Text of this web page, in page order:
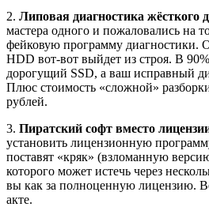
2. Липовая диагностика жёсткого
мастера одного и пожаловались на
фейковую программу диагностики.
HDD вот-вот выйдет из строя. В
дорогущий SSD, а ваш исправный
Плюс стоимость «сложной»
рублей.
3. Пиратский софт вместо
установить лицензионную
поставят «кряк» (взломанную
которого может истечь через
вы как за полноценную лицензию.
акте.